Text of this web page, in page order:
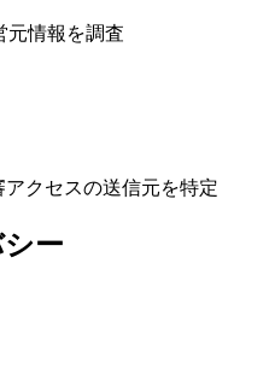
元情報を調査
クセスの送信元を特定
ー